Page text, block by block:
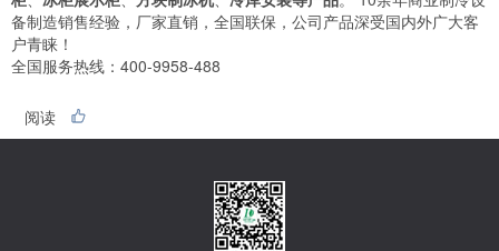
备制造销售经验，厂家直销，全国联保，公司产品深受国内外广大客
户青睐！
全国服务热线：400-9958-488
阅读